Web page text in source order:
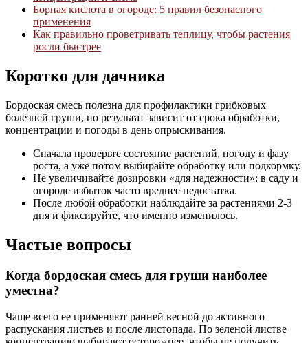
Борная кислота в огороде: 5 правил безопасного
применения
Как правильно проветривать теплицу, чтобы растения
росли быстрее
Коротко для дачника
Бордоская смесь полезна для профилактики грибковых
болезней груши, но результат зависит от срока обработки,
концентрации и погоды в день опрыскивания.
Сначала проверьте состояние растений, погоду и фазу
роста, а уже потом выбирайте обработку или подкормку.
Не увеличивайте дозировки «для надежности»: в саду и
огороде избыток часто вреднее недостатка.
После любой обработки наблюдайте за растениями 2-3
дня и фиксируйте, что именно изменилось.
Частые вопросы
Когда бордоская смесь для груши наиболее
уместна?
Чаще всего ее применяют ранней весной до активного
распускания листьев и после листопада. По зеленой листве